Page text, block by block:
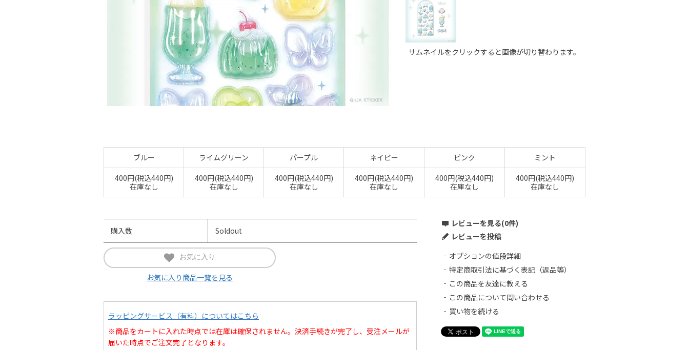
サムネイルをクリックすると画像が切り替わります。
ブルー ライムグリーン パープル ネイビー ピンク
ミント
400円(税込440円)
在庫なし
400円(税込440円)
在庫なし
400円(税込440円)
在庫なし
400円(税込440円)
在庫なし
400円(税込440円)
在庫なし
400円(税込440円)
在庫なし
購入数 Soldout
お気に入り
お気に入り商品一覧を見る
ラッピングサービス（有料）についてはこちら
※商品をカートに入れた時点では在庫は確保されません。決済手続きが完了し、受注メールが
届いた時点でご注文完了となります。
レビューを見る(0件)
レビューを投稿
オプションの値段詳細
特定商取引法に基づく表記（返品等）
この商品を友達に教える
この商品について問い合わせる
買い物を続ける